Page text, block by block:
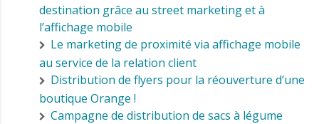
destination grâce au street marketing et à
l’affichage mobile
Le marketing de proximité via affichage mobile
au service de la relation client
Distribution de flyers pour la réouverture d’une
boutique Orange !
Campagne de distribution de sacs à légume